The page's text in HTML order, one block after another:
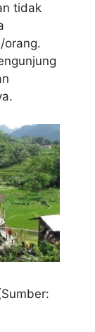
tidak
orang.